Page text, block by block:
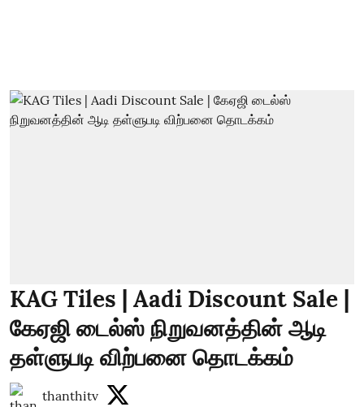
KAG Tiles | Aadi Discount Sale |
கேஏஜி டைல்ஸ் நிறுவனத்தின் ஆடி
தள்ளுபடி விற்பனை தொடக்கம்
thanthitv